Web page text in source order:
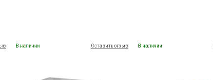
В наличии Оставить отзыв В наличии